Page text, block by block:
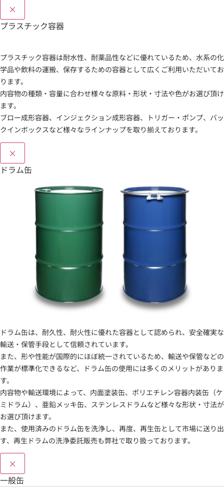
×
プラスチック容器
プラスチック容器は耐水性、耐薬品性などに優れているため、水系の化
学品や飲料の運搬、保存するための容器として広くご利用いただいてお
ります。
内容物の種類・容量に合わせ様々な原料・形状・寸法や色がお選び頂け
ます。
ブロー成形容器、インジェクション成形容器、トリガー・ポンプ、バッ
クインボックスなど様々なラインナップを取り揃えております。
×
ドラム缶
ドラム缶は、耐久性、耐火性に優れた容器として認められ、安全確実な
輸送・保管手段として信頼されています。
また、形や性能が国際的にほぼ統一されているため、輸送や保管などの
作業が標準化できるなど、ドラム缶の使用には多くのメリットがありま
す。
内容物や輸送環境によって、内面塗装缶、ポリエチレン容器内装缶（ケ
ミドラム）、亜鉛メッキ缶、ステンレスドラムなど様々な形状・寸法が
お選び頂けます。
また、使用済みのドラム缶を洗浄し、再度、再生缶として市場に送り出
す、再生ドラムの洗浄委託販売も弊社で取り扱っております。
×
一般缶